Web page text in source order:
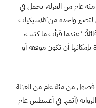
مئة عام من العزلة، يحمل في
واحدة من كلاسيكيات
“عندما قرأت ما كتبت،
أن تكون موفقة أو
الشيء غير المعروف أن غارثيا ماركيث نشر 7 فصول من مئة عام من العزلة
(أتمها في أغسطس عام